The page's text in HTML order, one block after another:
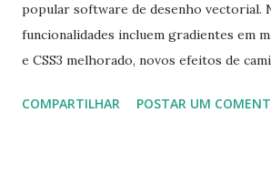
popular software de desenho vectorial.
funcionalidades incluem gradientes em
e CSS3 melhorado, novos efeitos de
Objectos, para gerir directamente
COMPARTILHAR POSTAR UM